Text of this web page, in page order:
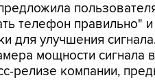
телефон правильно"
для улучшения
мощности
релизе компании,